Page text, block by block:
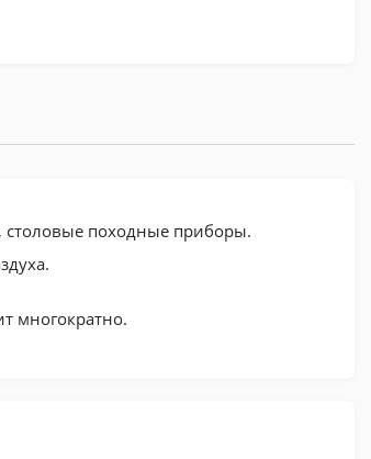
столовые походные приборы.
многократно.